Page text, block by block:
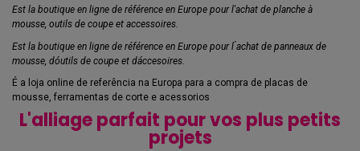
Est la boutique en ligne de référence en Europe pour l'achat de planche à
mousse, outils de coupe et accessoires.
Est la boutique en ligne de référence en Europe pour l ́achat de panneaux de
mousse, dóutils de coupe et dáccesoires.
É a loja online de referência na Europa para a compra de placas de
mousse, ferramentas de corte e acessorios
L'alliage parfait pour vos plus petits
projets